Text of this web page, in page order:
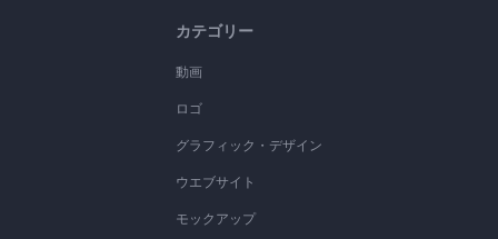
カテゴリー
動画
ロゴ
グラフィック・デザイン
ウエブサイト
モックアップ